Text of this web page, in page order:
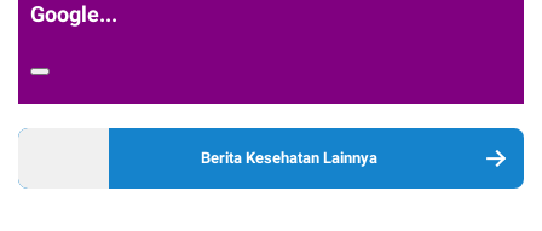
Google...
Berita Kesehatan Lainnya